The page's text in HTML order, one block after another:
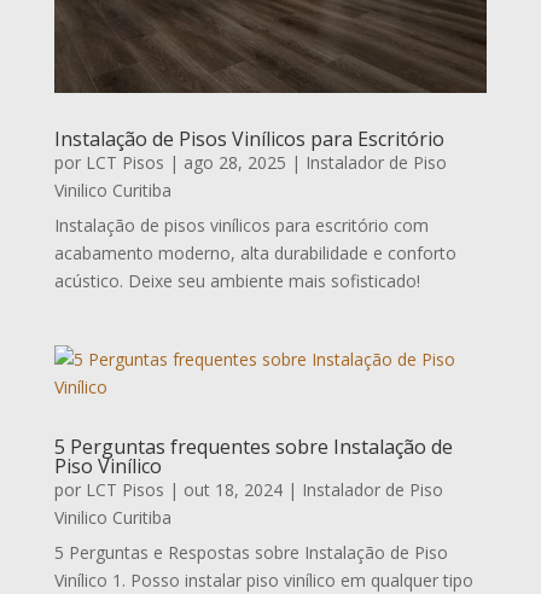
Instalação de Pisos Vinílicos para Escritório
por LCT Pisos | ago 28, 2025 | Instalador de Piso
Vinilico Curitiba
Instalação de pisos vinílicos para escritório com
acabamento moderno, alta durabilidade e conforto
acústico. Deixe seu ambiente mais sofisticado!
5 Perguntas frequentes sobre Instalação de
Piso Vinílico
por LCT Pisos | out 18, 2024| Instalador de Piso
Vinilico Curitiba
5 Perguntas e Respostas sobre Instalação de Piso
Vinílico 1. Posso instalar piso vinílico em qualquer tipo